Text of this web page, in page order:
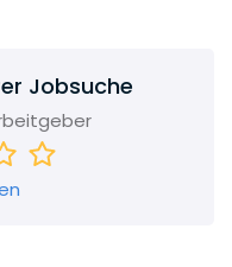
Jobsuche